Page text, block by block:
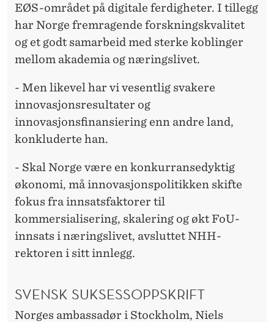
EØS-området på digitale ferdigheter. I tillegg
har Norge fremragende forskningskvalitet
og et godt samarbeid med sterke koblinger
mellom akademia og næringslivet.
- Men likevel har vi vesentlig svakere
innovasjonsresultater og
innovasjonsfinansiering enn andre land,
konkluderte han.
- Skal Norge være en konkurransedyktig
økonomi, må innovasjonspolitikken skifte
fokus fra innsatsfaktorer til
kommersialisering, skalering og økt FoU-
innsats i næringslivet, avsluttet NHH-
rektoren i sitt innlegg.
SVENSK SUKSESSOPPSKRIFT
Norges ambassadør i Stockholm, Niels